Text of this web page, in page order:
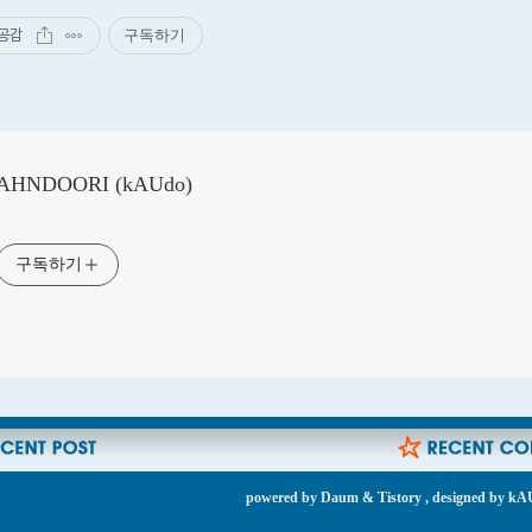
감 구독하기
(kAUdo)
구독하기
powered by Daum& Tistory, designed by